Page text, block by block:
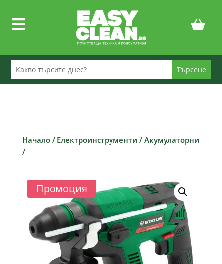

Начало/ Електроинструменти / Акумулаторни
/
Промоция